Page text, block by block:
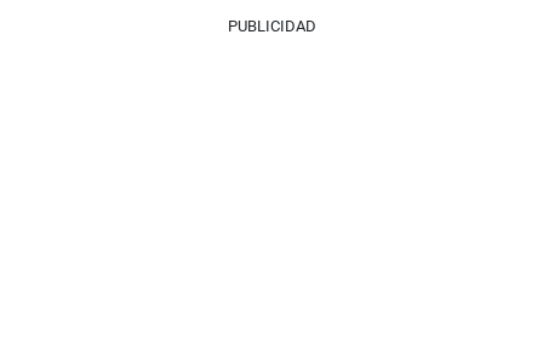
PUBLICIDAD